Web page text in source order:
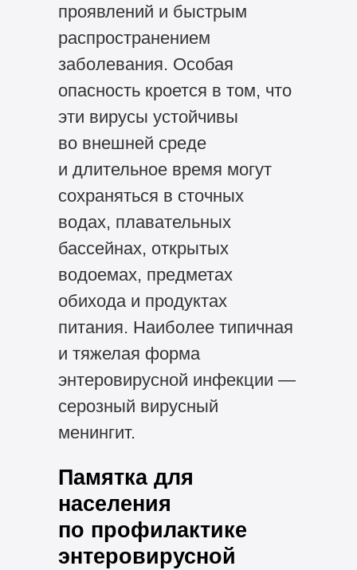
проявлений и быстрым
распространением
заболевания. Особая
опасность кроется в том, что
эти вирусы устойчивы
во внешней среде
и длительное время могут
сохраняться в сточных
водах, плавательных
бассейнах, открытых
водоемах, предметах
обихода и продуктах
питания. Наиболее типичная
и тяжелая форма
энтеровирусной инфекции —
серозный вирусный
менингит.
Памятка для
населения
по профилактике
энтеровирусной